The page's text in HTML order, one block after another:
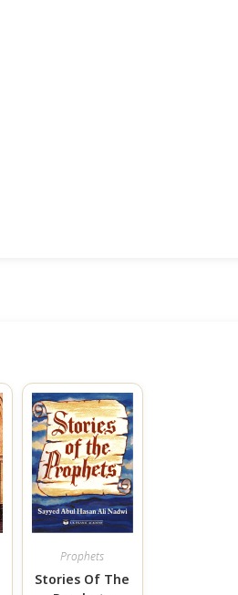
Prophets
Stories Of The